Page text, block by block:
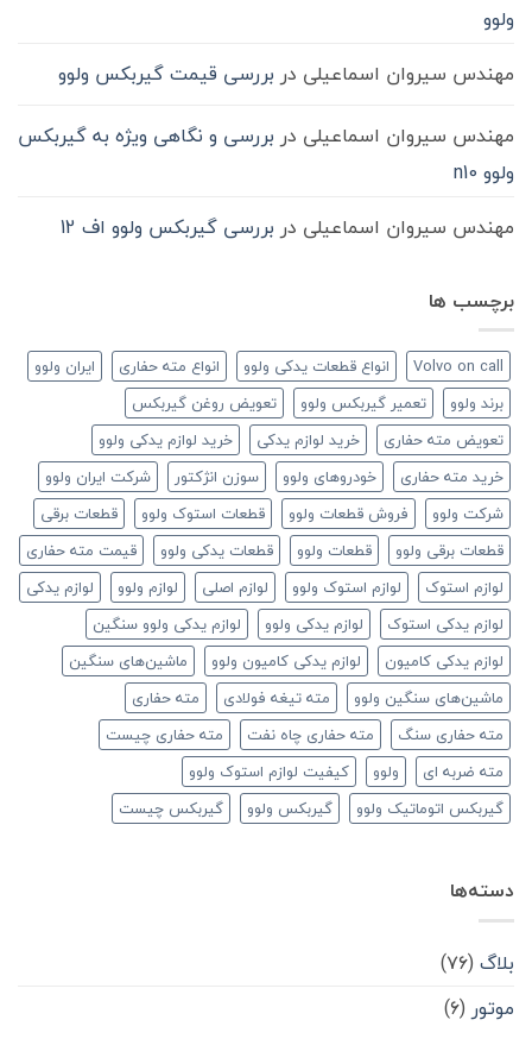
ولوو
مهندس سیروان اسماعیلی در بررسی قیمت گیربکس ولوو
مهندس سیروان اسماعیلی در بررسی و نگاهی ویژه به گیربکس
ولوو n10
مهندس سیروان اسماعیلی در بررسی گیربکس ولوو اف 12
برچسب ها
Volvo on call انواع قطعات یدکی ولوو انواع مته حفاری
ایران ولوو
برند ولوو
تعمیر گیربکس ولوو
تعویض روغن گیربکس
تعویض مته حفاری
خرید لوازم یدکی
خرید لوازم یدکی ولوو
خرید مته حفاری
خودروهای ولوو سوزن انژکتور
شرکت ایران ولوو
شرکت ولوو
فروش قطعات ولوو قطعات استوک ولوو
قطعات برقی
قطعات برقی ولوو
قطعات ولوو قطعات یدکی ولوو
قیمت مته حفاری
لوازم استوک
لوازم استوک ولوو لوازم اصلی لوازم ولوو
لوازم یدکی
لوازم یدکی استوک
لوازم یدکی ولوو
لوازم یدکی ولوو سنگین
لوازم یدکی کامیون
لوازم یدکی کامیون ولوو
ماشین‌های سنگین
ماشین‌های سنگین ولوو
مته تیغه فولادی
مته حفاری
مته حفاری سنگ
مته حفاری چاه نفت
مته حفاری چیست
مته ضربه ای
ولوو
کیفیت لوازم استوک ولوو
گیربکس اتوماتیک ولوو
گیربکس ولوو گیربکس چیست
دسته‌ها
بلاگ (۷۶)
موتور (۶)